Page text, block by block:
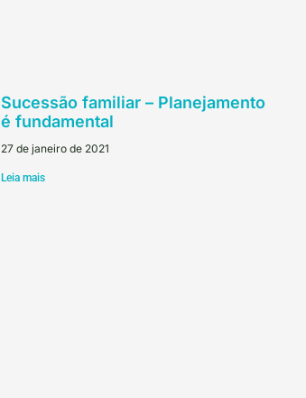
Sucessão familiar – Planejamento
é fundamental
27 de janeiro de 2021
Leia mais